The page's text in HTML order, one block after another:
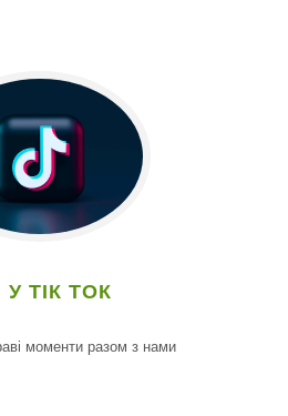
ТІК ТОК
моменти разом з нами